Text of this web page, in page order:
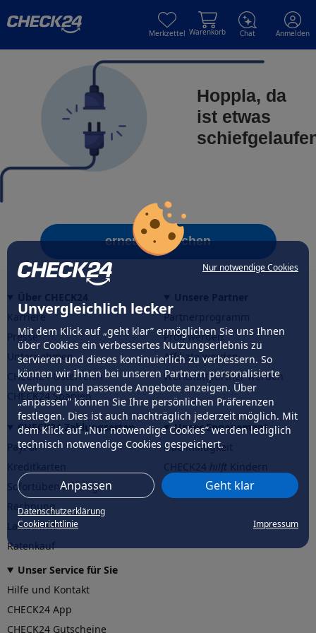
Nur notwendige Cookies
Unvergleichlich lecker
Mit dem Klick auf „geht klar” ermöglichen Sie uns Ihnen
über Cookies ein verbessertes Nutzungserlebnis zu
servieren und dieses kontinuierlich zu verbessern. So
können wir Ihnen bei unseren Partnern personalisierte
Werbung und passende Angebote anzeigen. Über
„anpassen” können Sie Ihre persönlichen Präferenzen
festlegen. Dies ist auch nachträglich jederzeit möglich. Mit
dem Klick auf „Nur notwendige Cookies” werden lediglich
technisch notwendige Cookies gespeichert.
Anpassen Geht klar
Datenschutzerklärung
Cookierichtlinie
Impressum
Merkzettel Warenkorb Chat Anmelden
Hoppla, da
ist etwas
erneut versuchen
Karriere
Presse
Unternehmen
CHECK24 Österreich
CHECK24 Spanien
Partnerprogramm
Profi werden
Affiliate werden
Werkstattpartner werden
CHECK24 Zahlungsarten
PayPal
Sofortüberweisung
Rechnung
Lastschrift
Ratenkauf
Unser Engagement
Nachhaltigkeit
CHECK24hilftder Natur
Unser Service für Sie
Hilfe und Kontakt
CHECK24 App
CHECK24 Gutscheine